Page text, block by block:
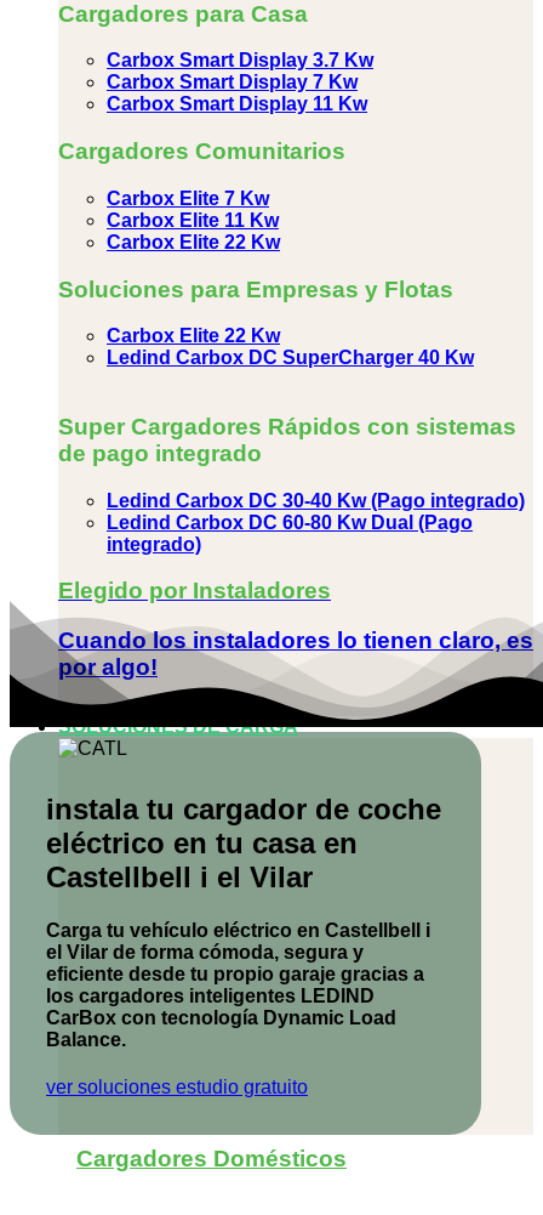
Cargadores para Casa
Carbox Smart Display 3.7 Kw
Carbox Smart Display 7 Kw
Carbox Smart Display 11 Kw
Cargadores Comunitarios
Carbox Elite 7 Kw
Carbox Elite 11 Kw
Carbox Elite 22 Kw
Soluciones para Empresas y Flotas
Carbox Elite 22 Kw
Ledind Carbox DC SuperCharger 40 Kw
Super Cargadores Rápidos con sistemas
de pago integrado
Ledind Carbox DC 30-40 Kw (Pago integrado)
Ledind Carbox DC 60-80 Kw Dual (Pago
integrado)
Elegido por Instaladores
Cuando los instaladores lo tienen claro, es
por algo!
SOLUCIONES DE CARGA
Cargadores Domésticos
instala tu cargador de coche
eléctrico en tu casa en
Castellbell i el Vilar
Carga tu vehículo eléctrico en Castellbell i
el Vilar de forma cómoda, segura y
eficiente desde tu propio garaje gracias a
los cargadores inteligentes LEDIND
CarBox con tecnología Dynamic Load
Balance.
ver soluciones estudio gratuito